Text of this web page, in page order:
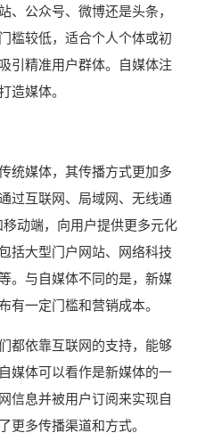
公众号、微博还是头条，
槛较低，适合个人个体或初
引精准用户群体。自媒体注
造媒体。
统媒体，其传播方式更加多
过互联网、局域网、无线通
动端，向用户提供更多元化
括大型门户网站、网络科技
。与自媒体不同的是，新媒
有一定门槛和营销成本。
都依靠互联网的支持，能够
媒体可以看作是新媒体的一
信息并被用户订阅来实现自
更多传播渠道和方式。